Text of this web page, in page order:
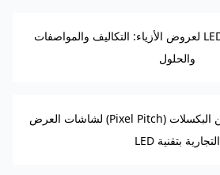
دليل خلفيات شاشات LED لعروض الأزياء: التكاليف والمواصفات
والحلول
كيفية اختيار المسافة بين البكسلات (Pixel Pitch) لشاشات العرض
التجارية بتقنية LED